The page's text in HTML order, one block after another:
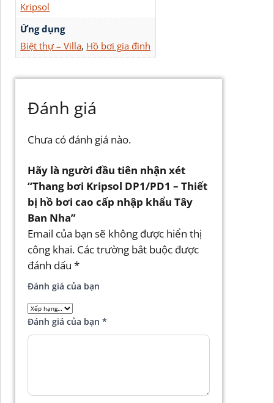
Kripsol
Ứng dụng
Biệt thự – Villa, Hồ bơi gia đình
Đánh giá
Chưa có đánh giá nào.
Hãy là người đầu tiên nhận xét
“Thang bơi Kripsol DP1/PD1 – Thiết
bị hồ bơi cao cấp nhập khẩu Tây
Ban Nha”
Email của bạn sẽ không được hiển thị
công khai. Các trường bắt buộc được
đánh dấu *
Đánh giá của bạn
Đánh giá của bạn *